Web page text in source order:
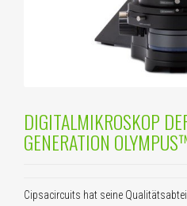
DIGITALMIKROSKOP
GENERATION
Cipsacircuits hat seine